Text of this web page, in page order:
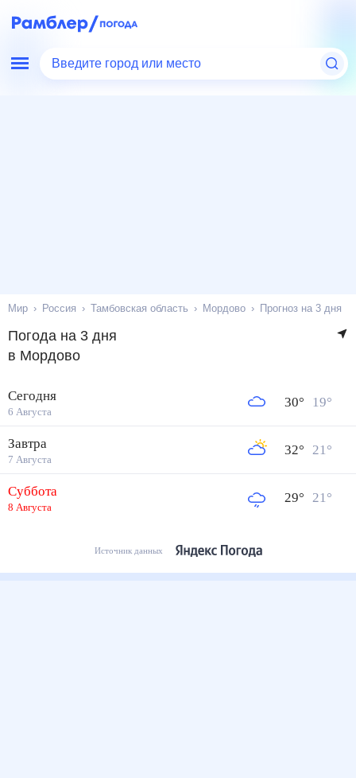
Введите город или место
Мир Россия Тамбовская область Мордово Прогноз на 3 дня
Погода на 3 дня
в Мордово
Сегодня
6 Августа
30° 19°
Завтра
7 Августа
32° 21°
Суббота
8 Августа
29° 21°
Источник данных